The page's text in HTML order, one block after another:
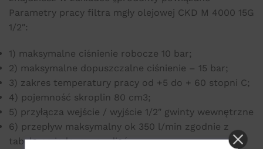
Parametry pracy filtra mgły olejowej CKD M 4000 15G
1/2″:
1) maksymalne ciśnienie robocze 10 bar;
2) maksymalne dopuszczalne ciśnienie – 15 bar;
3) zakres temperatury pracy od +5 do + 60 stopni C;
4) pojemność skroplin 80 cm3;
5) przyłącza wejście / wyjście 1/2″ gwinty wewnętrzne
6) przepływ maksymalny ok 350 l/min zgodnie z
tabelą na jednym ze zdjęć